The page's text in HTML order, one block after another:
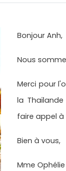
Bonjour Anh,
Nous
Merci pour
la
faire appel à
Bien à vous,
Mme Ophélie